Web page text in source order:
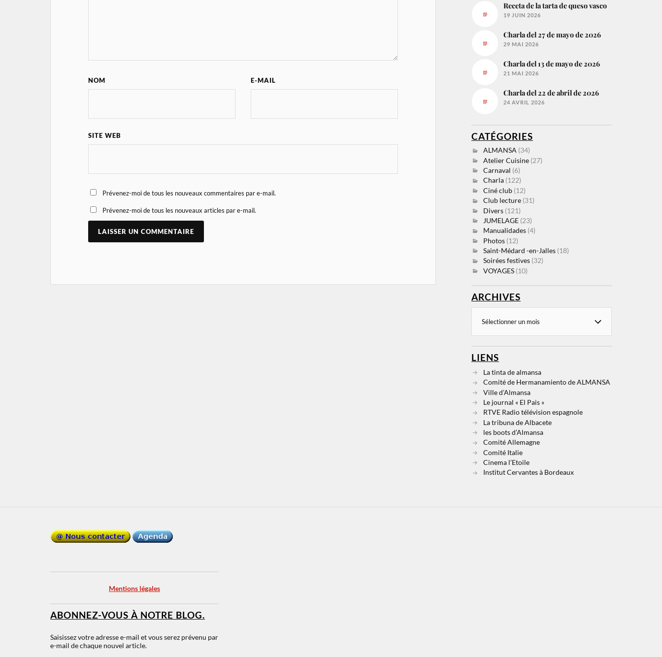
NOM E-MAIL
SITE WEB
Prévenez-moi de tous les nouveaux commentaires par e-mail.
Prévenez-moi de tous les nouveaux articles par e-mail.
Receta de la tarta de queso vasco
19 JUIN 2026
Charla del 27 de mayo de 2026
29 MAI 2026
Charla del 13 de mayo de 2026
21 MAI 2026
Charla del 22 de abril de 2026
24 AVRIL 2026
CATÉGORIES
ALMANSA (34)
Atelier Cuisine (27)
Carnaval (6)
Charla (122)
Ciné club (12)
Club lecture (31)
Divers (121)
JUMELAGE (23)
Manualidades (4)
Photos (12)
Saint-Médard -en-Jalles (18)
Soirées festives (32)
VOYAGES (10)
ARCHIVES
LIENS
La tinta de almansa
Comité de Hermanamiento de ALMANSA
Ville d’Almansa
Le journal « El Pais »
RTVE Radio télévision espagnole
La tribuna de Albacete
les boots d’Almansa
Comité Allemagne
Comité Italie
Cinema l’Etoile
Institut Cervantes à Bordeaux
Mentions légales
ABONNEZ-VOUS À NOTRE BLOG.
Saisissez votre adresse e-mail et vous serez prévenu par
e-mail de chaque nouvel article.